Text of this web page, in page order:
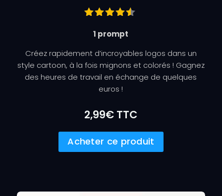
4.33
basé
sur
notation
s client
1 prompt
Créez rapidement d’incroyables logos dans un
style cartoon, à la fois mignons et colorés ! Gagnez
des heures de travail en échange de quelques
euros !
2,99€ TTC
Acheter ce produit